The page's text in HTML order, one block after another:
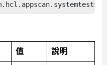
值 說明